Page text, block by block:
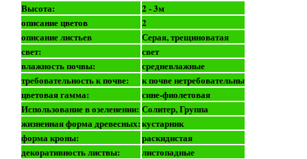
Высота:
2 - 3м
описание цветов
2
описание листьев
Серая, трещиноватая
свет:
свет
влажность почвы:
средневлажные
требовательность к почве:
к почве нетребовательны
цветовая гамма:
сине-фиолетовая
Использование в озеленении: Солитер, Группа
жизненная форма древесных:кустарник
форма кроны:
раскидистая
декоративность листвы:
листопадные